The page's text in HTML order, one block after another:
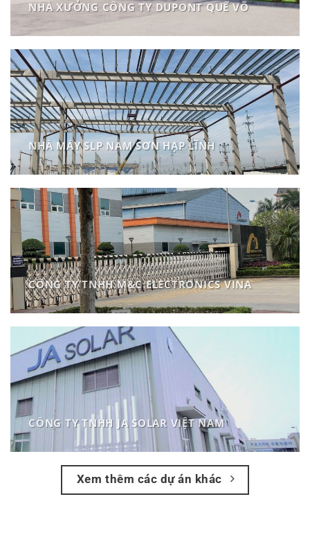
NHÀ XƯỞNG CÔNG TY DUPONT QUẾ VÕ
NHÀ MÁY SLP NAM SƠN HẠP LĨNH
CÔNG TY TNHH M&C ELECTRONICS VINA
CÔNG TY TNHH JA SOLAR VIỆT NAM
Xem thêm các dự án khác